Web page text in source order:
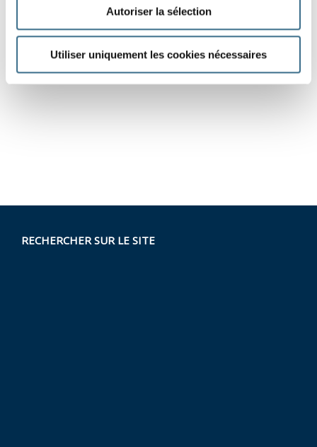
Autoriser la sélection
Utiliser uniquement les cookies nécessaires
RECHERCHER SUR LE SITE